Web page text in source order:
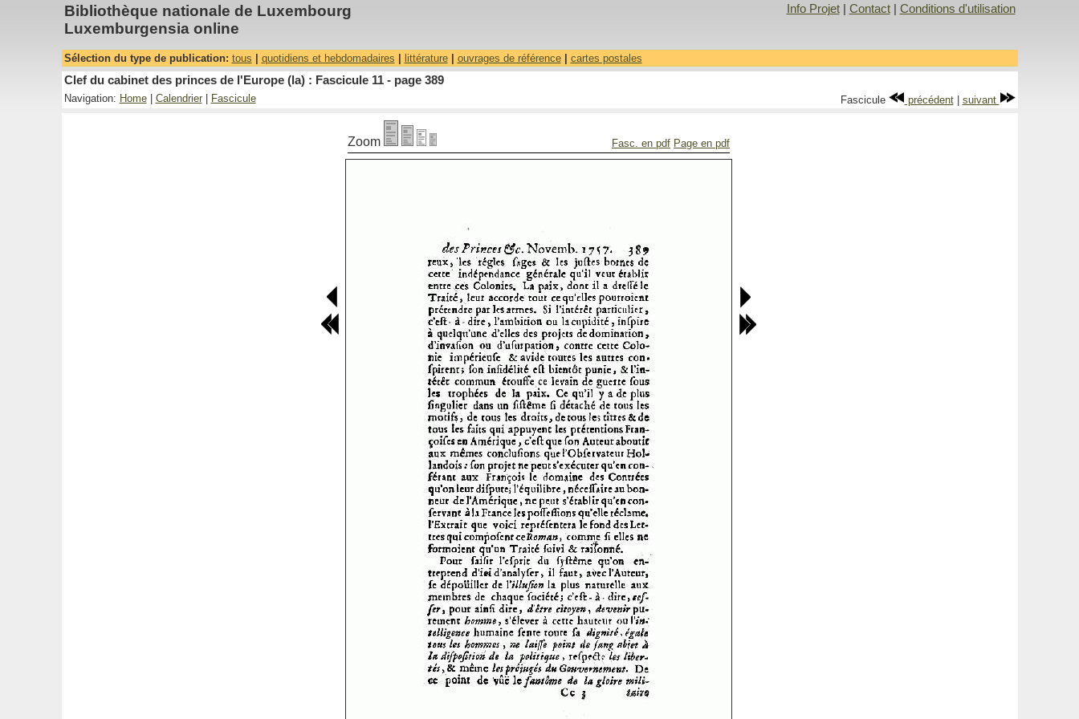
Bibliothèque nationale de Luxembourg
Luxemburgensia online
Info Projet| Contact| Conditions d'utilisation
Sélection du type de publication: tous quotidiens et hebdomadaires littérature| ouvrages de référence| cartes postales
Clef du cabinet des princes de l'Europe (la) : Fascicule 11 - page 389
Navigation: Home| Calendrier| Fascicule Fascicule précédent| suivant
Zoom Fasc. en pdf Page en pdf